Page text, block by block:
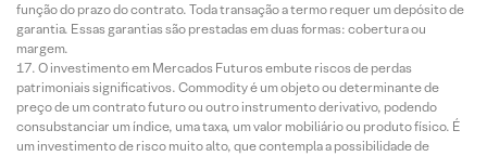
função do prazo do contrato. Toda transação a termo requer um depósito de
garantia. Essas garantias são prestadas em duas formas: cobertura ou
margem.
O investimento em Mercados Futuros embute riscos de perdas
patrimoniais significativos. Commodity é um objeto ou determinante de
preço de um contrato futuro ou outro instrumento derivativo, podendo
consubstanciar um índice, uma taxa, um valor mobiliário ou produto físico. É
um investimento de risco muito alto, que contempla a possibilidade de